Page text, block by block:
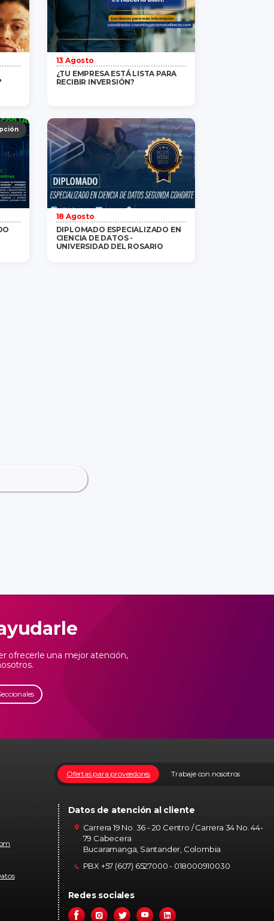
13 Agosto
¿TU EMPRESA ESTÁ LISTA PARA
RECIBIR INVERSIÓN?
18 Agosto
DIPLOMADO ESPECIALIZADO EN
CIENCIA DE DATOS -
UNIVERSIDAD DEL ROSARIO
ofrecerle una mejor atención,
Trabaje con nosotros
Ofertas para proveedores
Datos de atención al cliente
Carrera 19 No. 36 - 20 Centro / Carrera 34 No. 44-
79 Cabecera
Bucaramanga, Santander, Colombia
PBX +57 (607) 6527000 - 018000910030
Redes sociales